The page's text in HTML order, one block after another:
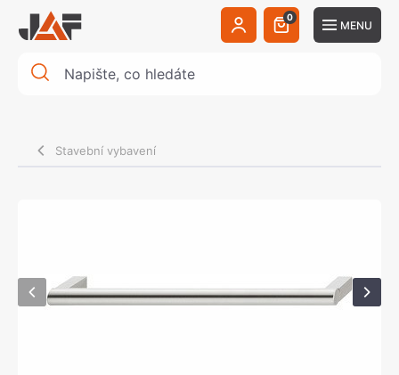
0
MENU
Stavební vybavení